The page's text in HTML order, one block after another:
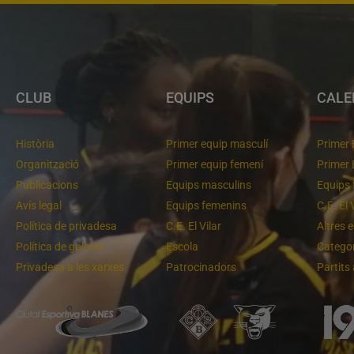
CLUB
Història
Organització
Publicacions
Avís legal
Política de privadesa
Política de galetes
Privadesa a les xarxes
EQUIPS
Primer equip masculí
Primer equip femení
Equips masculins
Equips femenins
C.E. El Vilar
Escola
Patrocinadors
Primer
Primer
Equips
C.E. El
Altres
Partits
Un final rodó Cloenda de temporada